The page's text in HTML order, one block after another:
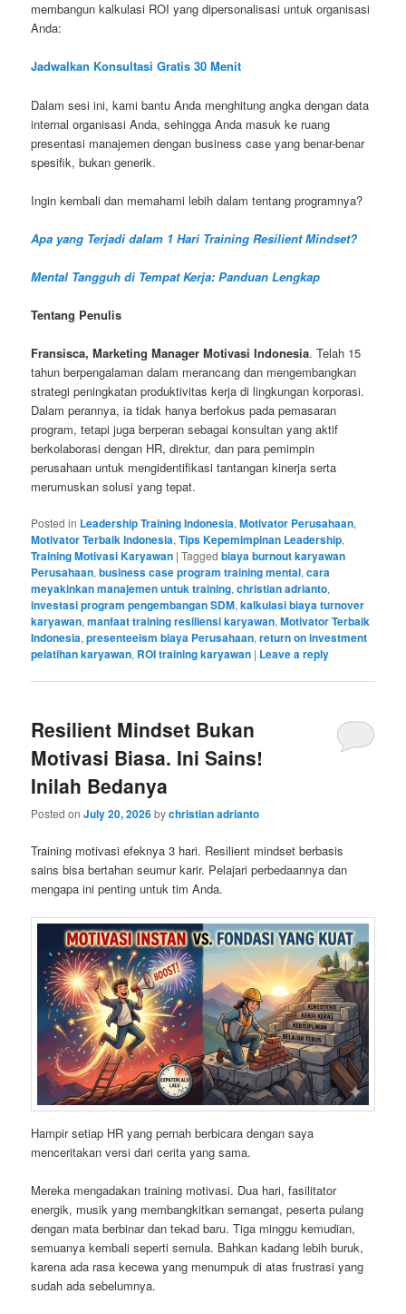
membangun kalkulasi ROI yang dipersonalisasi untuk organisasi
Anda:
Jadwalkan Konsultasi Gratis 30 Menit
Dalam sesi ini, kami bantu Anda menghitung angka dengan data
internal organisasi Anda, sehingga Anda masuk ke ruang
presentasi manajemen dengan business case yang benar-benar
spesifik, bukan generik.
Ingin kembali dan memahami lebih dalam tentang programnya?
Apa yang Terjadi dalam 1 Hari Training Resilient Mindset?
Mental Tangguh di Tempat Kerja: Panduan Lengkap
Tentang Penulis
Fransisca, Marketing Manager Motivasi Indonesia. Telah 15
tahun berpengalaman dalam merancang dan mengembangkan
strategi peningkatan produktivitas kerja di lingkungan korporasi.
Dalam perannya, ia tidak hanya berfokus pada pemasaran
program, tetapi juga berperan sebagai konsultan yang aktif
berkolaborasi dengan HR, direktur, dan para pemimpin
perusahaan untuk mengidentifikasi tantangan kinerja serta
merumuskan solusi yang tepat.
Posted in Leadership Training Indonesia,Motivator Perusahaan,
Motivator Terbaik Indonesia,Tips Kepemimpinan Leadership,
Training Motivasi Karyawan |Tagged biaya burnout karyawan
Perusahaan,business case program training mental,cara
meyakinkan manajemen untuk training,christian adrianto,
investasi program pengembangan SDM,kalkulasi biaya turnover
karyawan,manfaat training resiliensi karyawan,Motivator Terbaik
Indonesia,presenteeism biaya Perusahaan,return on investment
pelatihan karyawan, ROI training karyawan | Leave a reply
Resilient Mindset Bukan
Motivasi Biasa. Ini Sains!
Inilah Bedanya
Posted onJuly 20, 2026bychristian adrianto
Training motivasi efeknya 3 hari. Resilient mindset berbasis
sains bisa bertahan seumur karir. Pelajari perbedaannya dan
mengapa ini penting untuk tim Anda.
Hampir setiap HR yang pernah berbicara dengan saya
menceritakan versi dari cerita yang sama.
Mereka mengadakan training motivasi. Dua hari, fasilitator
energik, musik yang membangkitkan semangat, peserta pulang
dengan mata berbinar dan tekad baru. Tiga minggu kemudian,
semuanya kembali seperti semula. Bahkan kadang lebih buruk,
karena ada rasa kecewa yang menumpuk di atas frustrasi yang
sudah ada sebelumnya.